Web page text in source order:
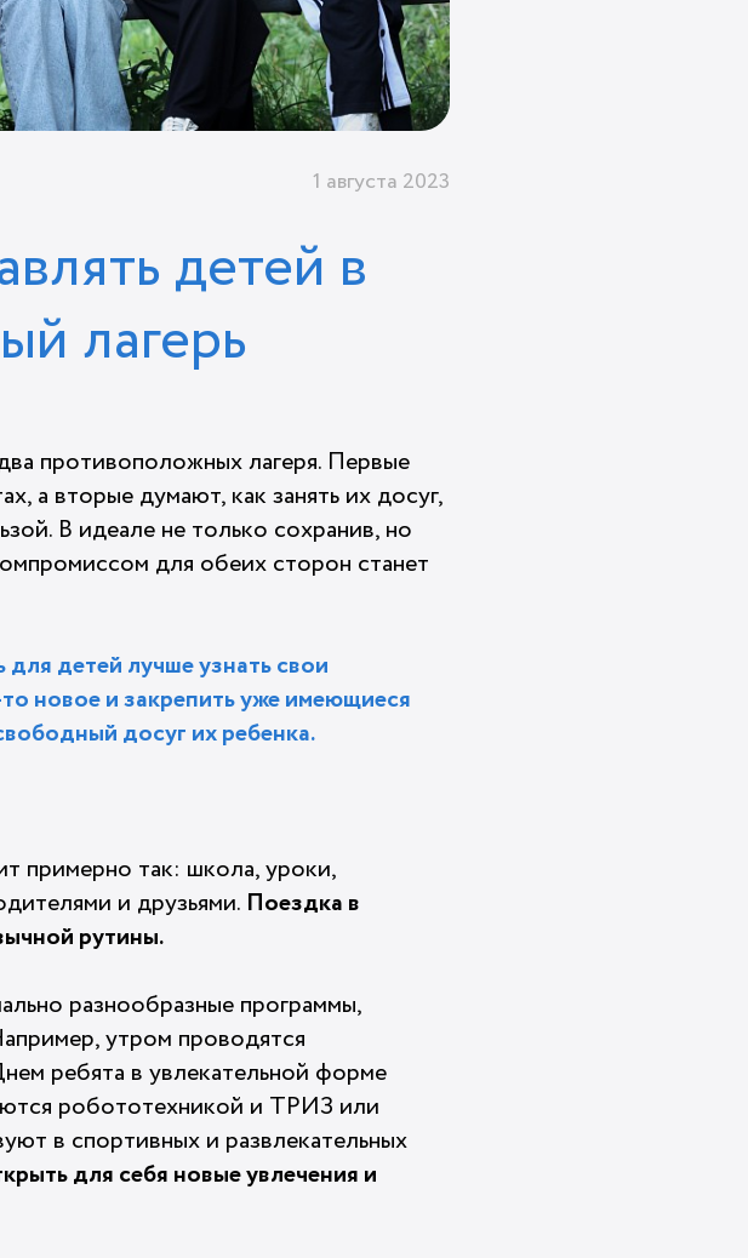
1 августа 2023
детей в
лагерь
противоположных лагеря. Первые
а вторые думают, как занять их досуг,
В идеале не только сохранив, но
для обеих сторон станет
детей лучше узнать свои
новое и закрепить уже имеющиеся
досуг их ребенка.
примерно так: школа, уроки,
и друзьями. Поездка в
рутины.
разнообразные программы,
утром проводятся
ребята в увлекательной форме
робототехникой и ТРИЗ или
в спортивных и развлекательных
для себя новые увлечения и